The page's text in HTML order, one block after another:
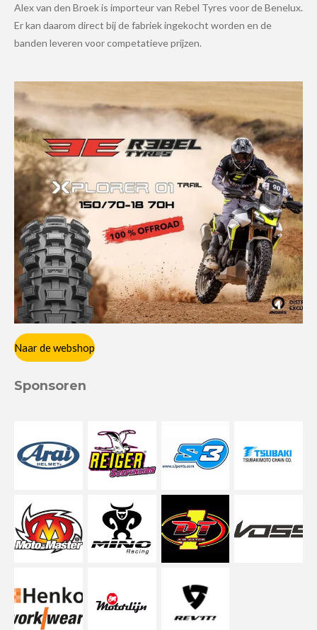
Alex van den Broek is importeur van Rebel Tyres voor de Benelux.
Er kan daarom direct bij de fabriek ingekocht worden en de
banden leveren voor competatieve prijzen.
Naar de webshop
Sponsoren